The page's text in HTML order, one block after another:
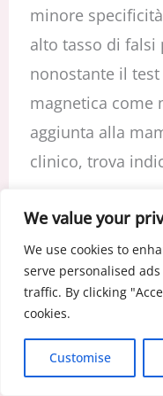
We value your
We use cookies to
serve personalised
traffic. By clicking
cookies.
Customise
minore
alto tasso di falsi
nonostante il
magnetica come
aggiunta alla
clinico, trova
nelle donne ad
storia familiare
perché portatrici
BRCA2)
nelle donne a
personale di